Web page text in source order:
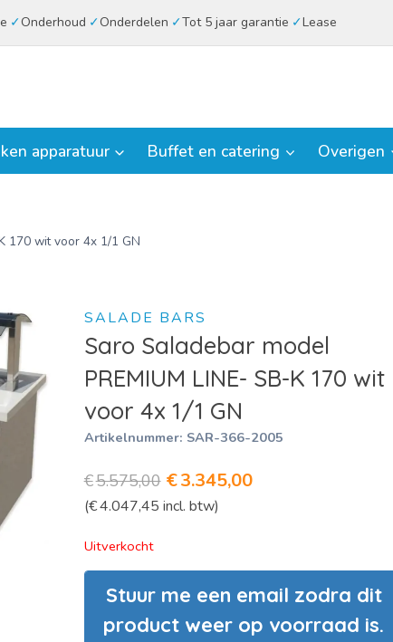
Onderhoud Onderdelen Tot 5 jaar garantie Lease
apparatuur Buffet en catering Overigen
170 wit voor 4x 1/1 GN
SALADE BARS
Saro Saladebar model
PREMIUM LINE- SB-K 170 wit
voor 4x 1/1 GN
Artikelnummer: SAR-366-2005
€5.575,00 Oorspronkelijke
prijs
€5.575,00.
€3.345,00Huidige
€3.345,00.
(€4.047,45 incl. btw)
Uitverkocht
Stuur me een email zodra dit
product weer op voorraad is.